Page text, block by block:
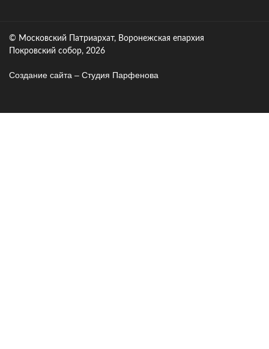
© Московский Патриархат, Воронежcкая епархия
Покровский собор, 2026
Создание сайта – Cтудия Парфенова